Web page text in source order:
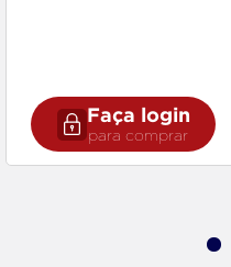
Faça login
para comprar